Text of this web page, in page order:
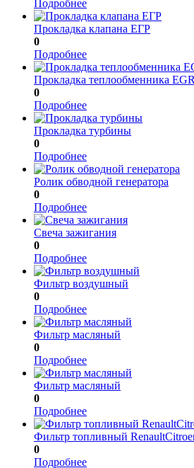
Подробнее
Прокладка клапана ЕГР
0
Подробнее
Прокладка теплообменника EGR
0
Подробнее
Прокладка турбины
0
Подробнее
Ролик обводной генератора
0
Подробнее
Свеча зажигания
0
Подробнее
Фильтр воздушный
0
Подробнее
Фильтр масляный
0
Подробнее
Фильтр масляный
0
Подробнее
Фильтр топливный
0
Подробнее